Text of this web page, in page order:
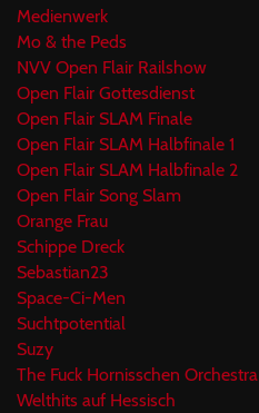
Medienwerk
Mo & the Peds
NVV Open Flair Railshow
Open Flair Gottesdienst
Open Flair SLAM Finale
Open Flair SLAM Halbfinale 1
Open Flair SLAM Halbfinale 2
Open Flair Song Slam
Orange Frau
Schippe Dreck
Sebastian23
Space-Ci-Men
Suchtpotential
Suzy
The Fuck Hornisschen Orchestra
Welthits auf Hessisch